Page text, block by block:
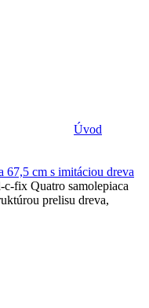
Úvod
67,5 cm s imitáciou dreva
fix Quatro samolepiaca
prelisu dreva,